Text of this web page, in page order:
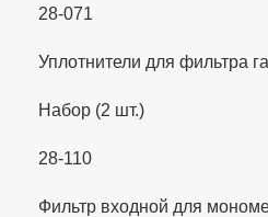
28-071
Уплотнители для фильтра
Набор (2 шт.)
28-110
Фильтр входной для